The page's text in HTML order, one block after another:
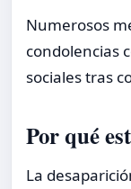
Numerosos
condolencias
sociales tras
Por qué
La